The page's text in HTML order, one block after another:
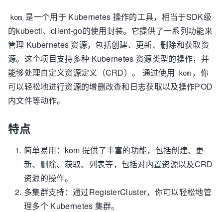
kom 是一个用于 Kubernetes 操作的工具，相当于SDK级
的kubectl、client-go的使用封装。它提供了一系列功能来
管理 Kubernetes 资源，包括创建、更新、删除和获取资
源。这个项目支持多种 Kubernetes 资源类型的操作，并
能够处理自定义资源定义（CRD）。 通过使用
kom ，你
可以轻松地进行资源的增删改查和日志获取以及操作POD
内文件等动作。
特点
简单易用：kom 提供了丰富的功能，包括创建、更
新、删除、获取、列表等，包括对内置资源以及CRD
资源的操作。
多集群支持：通过RegisterCluster，你可以轻松地管
理多个 Kubernetes 集群。